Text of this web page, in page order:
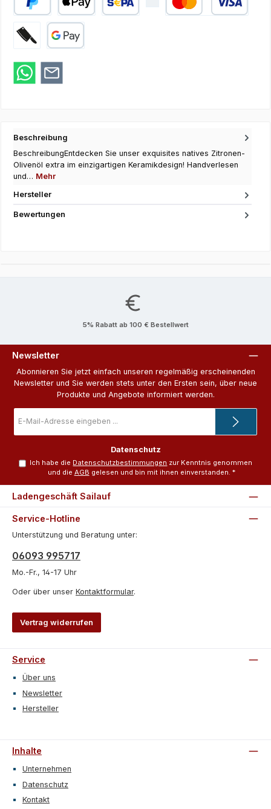
PayPal Apple Pay
Beschreibung
BeschreibungEntdecken Sie unser exquisites natives Zitronen-
Olivenöl extra im einzigartigen Keramikdesign! Handverlesen
und… Mehr
Hersteller
Bewertungen
5% Rabatt ab 100 € Bestellwert
Newsletter
Abonnieren Sie jetzt einfach unseren regelmäßig erscheinenden
Newsletter und Sie werden stets unter den Ersten sein, über neue
Produkte und Angebote informiert werden.
Mail-
Datenschutz
Ich habe die Datenschutzbestimmungen zur Kenntnis genommen
und die AGB gelesen und bin mit ihnen einverstanden. *
Service-Hotline
Unterstützung und Beratung unter:
06093 995717
Mo.-Fr., 14-17 Uhr
Oder über unser Kontaktformular.
Vertrag widerrufen
Ladengeschäft Sailauf
Service
Über uns
Newsletter
Hersteller
Inhalte
Unternehmen
Datenschutz
Kontakt